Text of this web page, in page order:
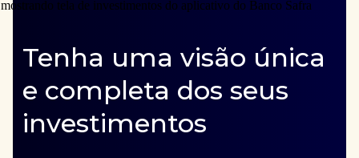
Tenha uma visão única
e completa dos seus
investimentos